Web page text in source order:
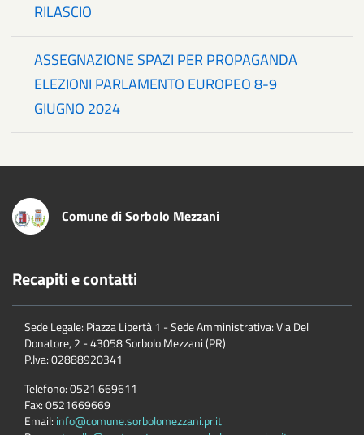
RILASCIO
ASSEGNAZIONE SPAZI PER PROPAGANDA
ELEZIONI PARLAMENTO EUROPEO 8-9
GIUGNO 2024
Comune di Sorbolo Mezzani
Recapiti e contatti
Sede Legale: Piazza Libertà 1 - Sede Amministrativa: Via Del
Donatore, 2 - 43058 Sorbolo Mezzani (PR)
P.Iva:02888920341
Telefono:0521.669611
Fax:0521669669
Email: info@comune.sorbolomezzani.pr.it